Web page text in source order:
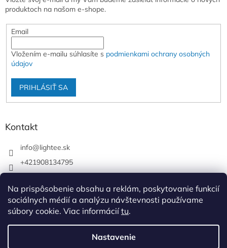
Na prispôsobenie obsahu a reklám, poskytovanie funkcií
sociálnych médií a analýzu návštevnosti používame
súbory cookie. Viac informáciítu.
Nastavenie
produktoch na našom e-shope.
Email
Vložením e-mailu súhlasíte s podmienkami ochrany osobných
údajov
PRIHLÁSIŤ SA
Kontakt
info@lightee.sk
+421908134795
lightee.sk